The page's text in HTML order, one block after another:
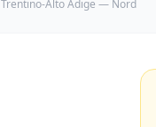
Trentino-Alto Adige — Nord